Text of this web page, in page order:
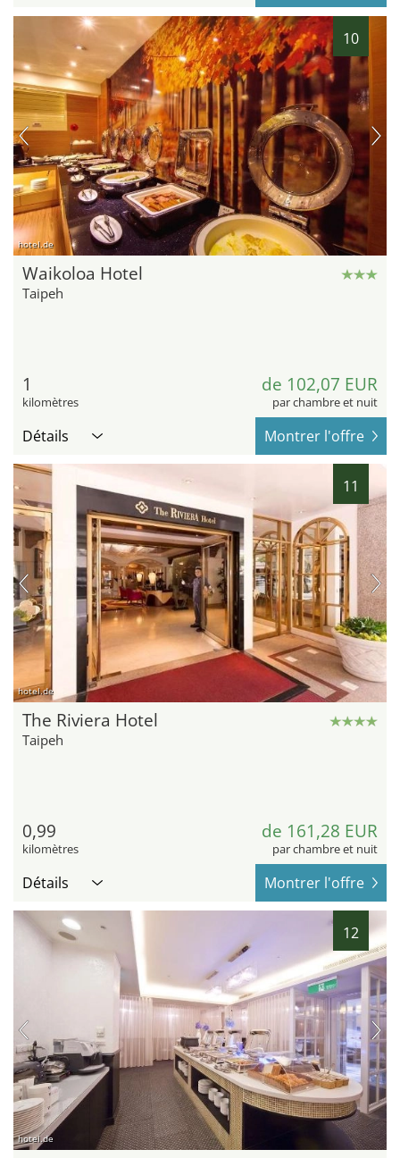
10
hotel.de
Waikoloa Hotel
Taipeh
1
kilomètres
de 102,07 EUR
par chambre et nuit
Détails Montrer l'offre
11
hotel.de
The Riviera Hotel
Taipeh
0,99
kilomètres
de 161,28 EUR
par chambre et nuit
Détails Montrer l'offre
12
hotel.de